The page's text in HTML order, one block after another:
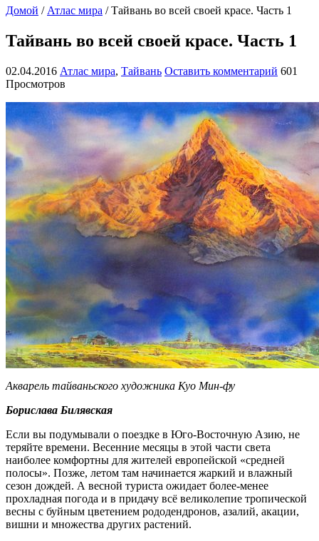
Домой / Атлас мира / Тайвань во всей своей красе. Часть 1
Тайвань во всей своей красе. Часть 1
02.04.2016 Атлас мира, Тайвань Оставить комментарий 601
Просмотров
Акварель тайваньского художника Куо Мин-фу
Борислава Билявская
Если вы подумывали о поездке в Юго-Восточную Азию, не
теряйте времени. Весенние месяцы в этой части света
наиболее комфортны для жителей европейской «средней
полосы». Позже, летом там начинается жаркий и влажный
сезон дождей. А весной туриста ожидает более-менее
прохладная погода и в придачу всё великолепие тропической
весны с буйным цветением рододендронов, азалий, акации,
вишни и множества других растений.